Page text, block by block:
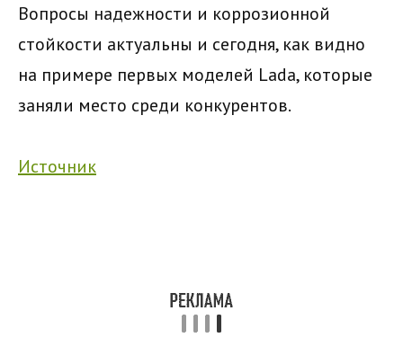
Вопросы надежности и коррозионной
стойкости актуальны и сегодня, как видно
на примере первых моделей Lada, которые
заняли место среди конкурентов.
Источник